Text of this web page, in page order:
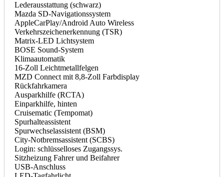
Lederausstattung (schwarz)
Mazda SD-Navigationssystem
AppleCarPlay/Android Auto Wireless
Verkehrszeichenerkennung (TSR)
Matrix-LED Lichtsystem
BOSE Sound-System
Klimaautomatik
16-Zoll Leichtmetallfelgen
MZD Connect mit 8,8-Zoll Farbdisplay
Rückfahrkamera
Ausparkhilfe (RCTA)
Einparkhilfe, hinten
Cruisematic (Tempomat)
Spurhalteassistent
Spurwechselassistent (BSM)
City-Notbremsassistent (SCBS)
Login: schlüsselloses Zugangssys.
Sitzheizung Fahrer und Beifahrer
USB-Anschluss